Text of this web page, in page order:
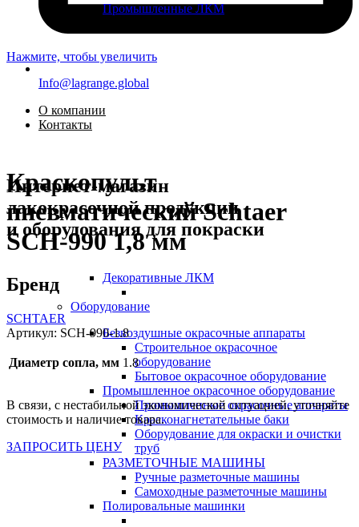
Info@lagrange.global
О компании
Контакты
Интернет-магазин
лакокрасочной продукции
и оборудования для покраски
Промышленные ЛКМ
Декоративные ЛКМ
Оборудование
Безвоздушные окрасочные аппараты
Строительное окрасочное
оборудование
Бытовое окрасочное оборудование
Промышленное окрасочное оборудование
Промышленные окрасочные аппараты
Красконагнетательные баки
Оборудование для окраски и очистки
труб
РАЗМЕТОЧНЫЕ МАШИНЫ
Ручные разметочные машины
Самоходные разметочные машины
Полировальные машинки
Нажмите, чтобы увеличить
Краскопульт
пневматический Schtaer
SCH-990 1,8 мм
Бренд
SCHTAER
Артикул: SCH-990-1.8
Диаметр сопла, мм 1.8
В связи, с нестабильной экономической ситуацией, уточняйте
стоимость и наличие товара.
ЗАПРОСИТЬ ЦЕНУ